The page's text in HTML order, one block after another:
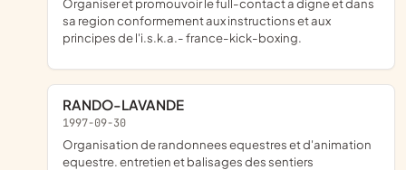
organiser et promouvoir le full-contact a digne et dans
sa region conformement aux instructions et aux
principes de l'i.s.k.a.- france-kick-boxing.
RANDO-LAVANDE
1997-09-30
organisation de randonnees equestres et d'animation
equestre. entretien et balisages des sentiers